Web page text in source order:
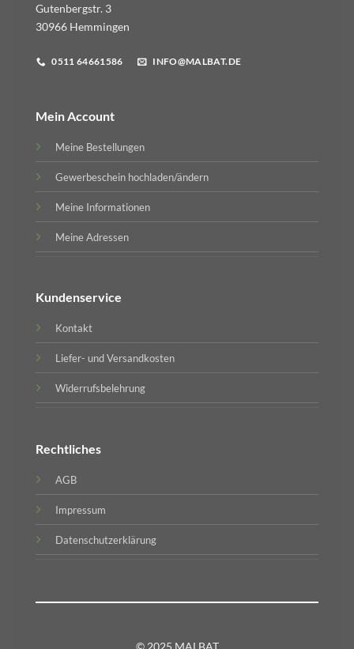
Gutenbergstr. 3
30966 Hemmingen
0511 64661586 INFO@MALBAT.DE
Mein Account
Meine Bestellungen
Gewerbeschein hochladen/ändern
Meine Informationen
Meine Adressen
Kundenservice
Kontakt
Liefer- und Versandkosten
Widerrufsbelehrung
Rechtliches
AGB
Impressum
Datenschutzerklärung